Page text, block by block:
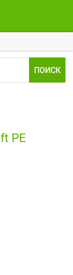
ПОИСК
PE